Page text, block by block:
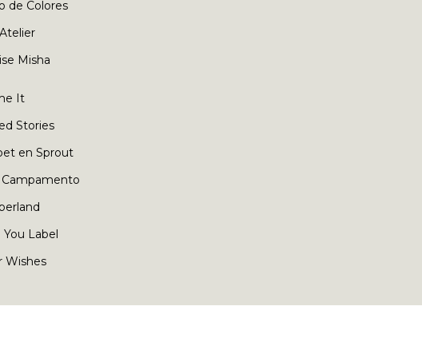
de Colores
Misha
It
Stories
en Sprout
Campamento
You Label
Wishes